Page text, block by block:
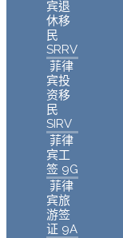
宾退
休移
民
SRRV
菲律
宾投
资移
民
SIRV
菲律
宾工
签 9G
菲律
宾旅
游签
证 9A